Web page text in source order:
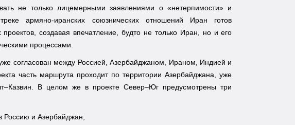
не только лицемерными заявлениями о «нетерпимости» и
армяно-иранских союзнических отношений Иран готов
создавая впечатление, будто не только Иран, но и его
процессами.
согласован между Россией, Азербайджаном, Ираном, Индией и
часть маршрута проходит по территории Азербайджана, уже
В целом же в проекте Север–Юг предусмотрены три
Россию и Азербайджан,